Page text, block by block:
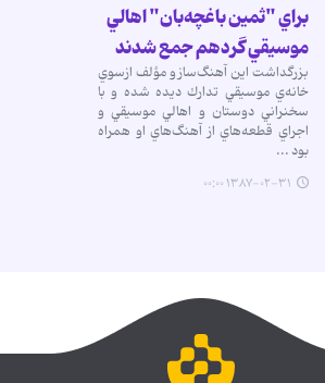
براي "ثمين باغچه‌بان" اهالي
موسيقي گردهم جمع شدند
بزرگداشت اين آهنگ‌ساز و مؤلف ازسوي
خانه‌ي موسيقي تدارك ديده شده و با
سخنراني دوستان و اهالي موسيقي و
اجراي قطعه‌هاي از آهنگ‌هاي او همراه
بود ...
۱۳۸۷-۰۲-۳۱ ۰۰:۰۰